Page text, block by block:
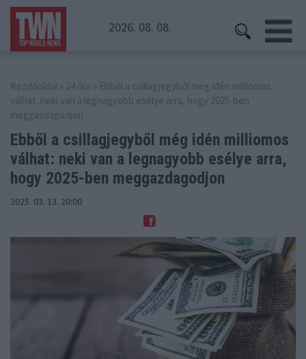
2026. 08. 08.
Kezdőoldal » 24 óra » Ebből a csillagjegyből még idén milliomos
válhat: neki van a legnagyobb esélye arra, hogy 2025-ben
meggazdagodjon
Ebből a csillagjegyből még idén milliomos
válhat: neki van a legnagyobb esélye arra,
hogy 2025-ben meggazdagodjon
2025. 03. 13. 20:00